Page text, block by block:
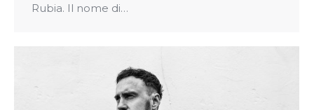
Rubia. Il nome di…